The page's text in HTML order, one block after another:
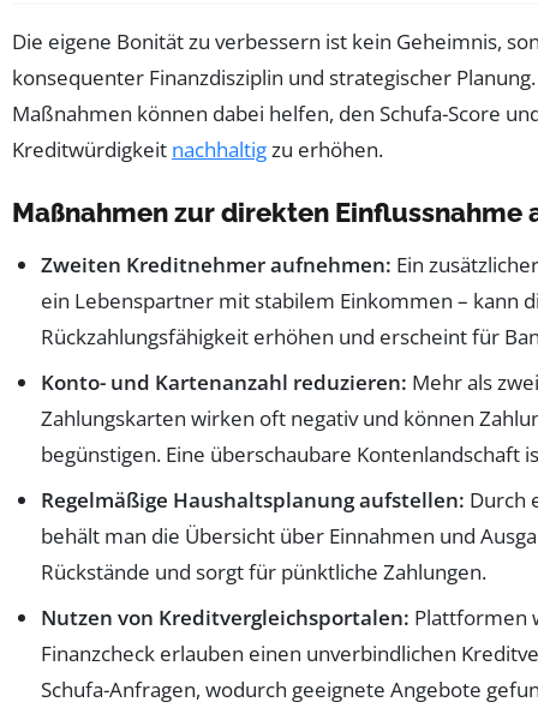
Die eigene Bonität zu verbessern ist kein Geheimnis,
konsequenter Finanzdisziplin und strategischer
Maßnahmen können dabei helfen, den Schufa-Score
Kreditwürdigkeit nachhaltig zu erhöhen.
Maßnahmen zur direkten Einflussnahme
Zweiten Kreditnehmer aufnehmen: Ein
ein Lebenspartner mit stabilem Einkommen – kann
Rückzahlungsfähigkeit erhöhen und erscheint für
Konto- und Kartenanzahl reduzieren: Mehr als
Zahlungskarten wirken oft negativ und können
begünstigen. Eine überschaubare Kontenlandschaft
Regelmäßige Haushaltsplanung aufstellen: Durch
behält man die Übersicht über Einnahmen und
Rückstände und sorgt für pünktliche Zahlungen.
Nutzen von Kreditvergleichsportalen: Plattformen
Finanzcheck erlauben einen unverbindlichen
Schufa-Anfragen, wodurch geeignete Angebote